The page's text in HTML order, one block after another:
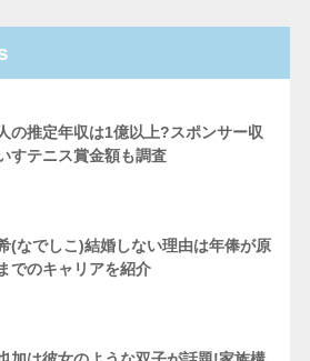
の推定年収は1億以上?スポンサー収
すテニス賞金額も調査
(なでしこ)結婚しない理由は年俸が原
でのキャリアを紹介